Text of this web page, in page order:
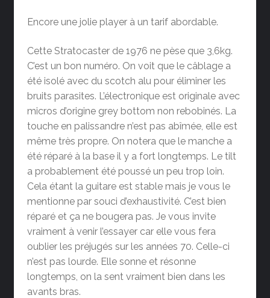
Encore une jolie player à un tarif abordable.
Cette Stratocaster de 1976 ne pèse que 3,6kg.
C’est un bon numéro. On voit que le câblage a
été isolé avec du scotch alu pour éliminer les
bruits parasites. L’électronique est originale avec
micros d’origine grey bottom non rebobinés. La
touche en palissandre n’est pas abîmée, elle est
même très propre. On notera que le manche a
été réparé à la base il y a fort longtemps. Le tilt
a probablement été poussé un peu trop loin.
Cela étant la guitare est stable mais je vous le
mentionne par souci d’exhaustivité. C’est bien
réparé et ça ne bougera pas. Je vous invite
vraiment à venir l’essayer car elle vous fera
oublier les préjugés sur les années 70. Celle-ci
n’est pas lourde. Elle sonne et résonne
longtemps, on la sent vraiment bien dans les
avants bras.